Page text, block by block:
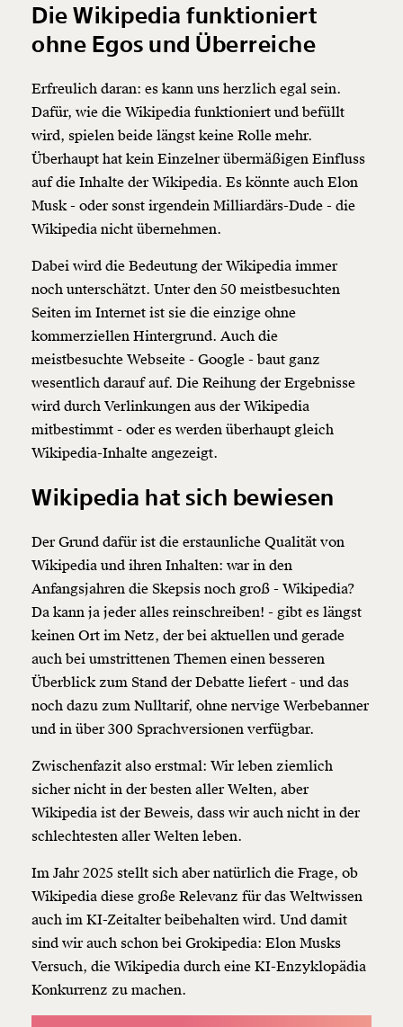
Die Wikipedia funktioniert
ohne Egos und Überreiche
Erfreulich daran: es kann uns herzlich egal sein.
Dafür, wie die Wikipedia funktioniert und befüllt
wird, spielen beide längst keine Rolle mehr.
Überhaupt hat kein Einzelner übermäßigen Einfluss
auf die Inhalte der Wikipedia. Es könnte auch Elon
Musk - oder sonst irgendein Milliardärs-Dude - die
Wikipedia nicht übernehmen.
Dabei wird die Bedeutung der Wikipedia immer
noch unterschätzt. Unter den 50 meistbesuchten
Seiten im Internet ist sie die einzige ohne
kommerziellen Hintergrund. Auch die
meistbesuchte Webseite - Google - baut ganz
wesentlich darauf auf. Die Reihung der Ergebnisse
wird durch Verlinkungen aus der Wikipedia
mitbestimmt - oder es werden überhaupt gleich
Wikipedia-Inhalte angezeigt.
Wikipedia hat sich bewiesen
Der Grund dafür ist die erstaunliche Qualität von
Wikipedia und ihren Inhalten: war in den
Anfangsjahren die Skepsis noch groß - Wikipedia?
Da kann ja jeder alles reinschreiben! - gibt es längst
keinen Ort im Netz, der bei aktuellen und gerade
auch bei umstrittenen Themen einen besseren
Überblick zum Stand der Debatte liefert - und das
noch dazu zum Nulltarif, ohne nervige Werbebanner
und in über 300 Sprachversionen verfügbar.
Zwischenfazit also erstmal: Wir leben ziemlich
sicher nicht in der besten aller Welten, aber
Wikipedia ist der Beweis, dass wir auch nicht in der
schlechtesten aller Welten leben.
Im Jahr 2025 stellt sich aber natürlich die Frage, ob
Wikipedia diese große Relevanz für das Weltwissen
auch im KI-Zeitalter beibehalten wird. Und damit
sind wir auch schon bei Grokipedia: Elon Musks
Versuch, die Wikipedia durch eine KI-Enzyklopädia
Konkurrenz zu machen.